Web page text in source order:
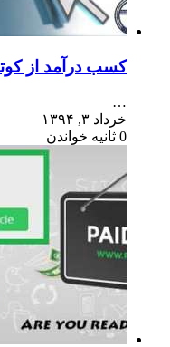
کسب درآمد از
…
خرداد ۳, ۱۳۹۴
0 ثانیه خواندن